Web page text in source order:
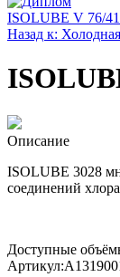
ISOLUBE V 76/41
Назад к:
Описание
ISOLUBE 3028
соединений
Доступные